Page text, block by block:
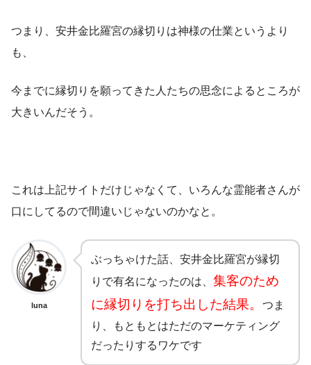
つまり、安井金比羅宮の縁切りは神様の仕業というより
も、
今までに縁切りを願ってきた人たちの思念によるところが
大きいんだそう。
これは上記サイトだけじゃなくて、いろんな霊能者さんが
口にしてるので間違いじゃないのかなと。
luna
ぶっちゃけた話、安井金比羅宮が縁切
りで有名になったのは、 集客のため
に縁切りを打ち出した結果。
つま
り、もともとはただのマーケティング
だったりするワケです